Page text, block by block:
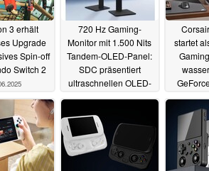
3 erhält
Upgrade
Spin-off
Switch 2
720 Hz Gaming-
Monitor mit 1.500 Nits
Tandem-OLED-Panel:
SDC präsentiert
ultraschnellen OLED-
09.06.2025
startet